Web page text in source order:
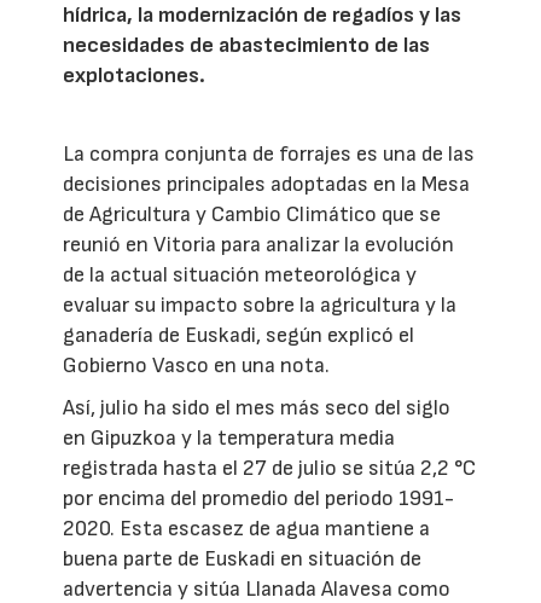
hídrica, la modernización de regadíos y las
necesidades de abastecimiento de las
explotaciones.
La compra conjunta de forrajes es una de las
decisiones principales adoptadas en la Mesa
de Agricultura y Cambio Climático que se
reunió en Vitoria para analizar la evolución
de la actual situación meteorológica y
evaluar su impacto sobre la agricultura y la
ganadería de Euskadi, según explicó el
Gobierno Vasco en una nota.
Así, julio ha sido el mes más seco del siglo
en Gipuzkoa y la temperatura media
registrada hasta el 27 de julio se sitúa 2,2 °C
por encima del promedio del periodo 1991-
2020. Esta escasez de agua mantiene a
buena parte de Euskadi en situación de
advertencia y sitúa Llanada Alavesa como